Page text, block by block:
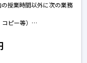
授業時間以外に次の業務
ピー等）
まへ
せください。日本語教師